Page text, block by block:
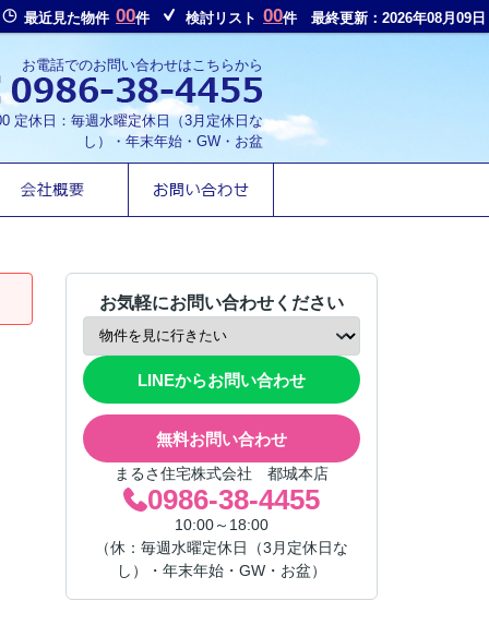
最近見た物件 00件 検討リスト 00件 最終更新：2026年08月09日
お電話でのお問い合わせはこちらから
定休日：毎週水曜定休日（3月定休日な
し）・年末年始・GW・お盆
お気軽にお問い合わせください
LINEからお問い合わせ
無料お問い合わせ
まるさ住宅株式会社 都城本店
0986-38-4455
10:00～18:00
（休：毎週水曜定休日（3月定休日な
し）・年末年始・GW・お盆）